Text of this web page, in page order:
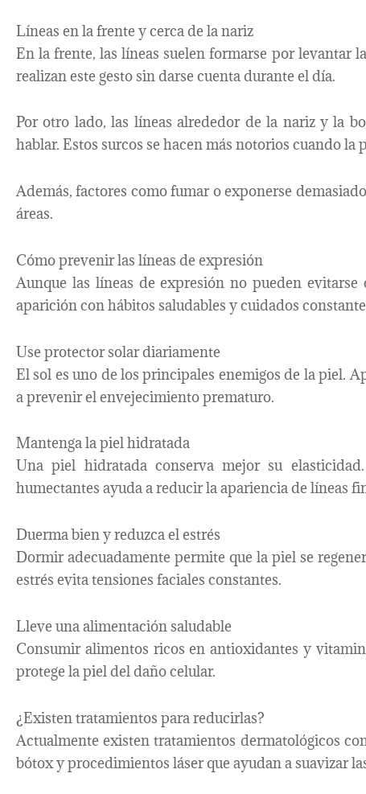
Líneas en la frente y cerca de la nariz
En la frente, las líneas suelen formarse por levantar
realizan este gesto sin darse cuenta durante el día.
Por otro lado, las líneas alrededor de la nariz y la
hablar. Estos surcos se hacen más notorios cuando
Además, factores como fumar o exponerse
áreas.
Cómo prevenir las líneas de expresión
Aunque las líneas de expresión no pueden
aparición con hábitos saludables y cuidados
Use protector solar diariamente
El sol es uno de los principales enemigos de la piel.
a prevenir el envejecimiento prematuro.
Mantenga la piel hidratada
Una piel hidratada conserva mejor su
humectantes ayuda a reducir la apariencia de líneas
Duerma bien y reduzca el estrés
Dormir adecuadamente permite que la piel se
estrés evita tensiones faciales constantes.
Lleve una alimentación saludable
Consumir alimentos ricos en antioxidantes y
protege la piel del daño celular.
¿Existen tratamientos para reducirlas?
Actualmente existen tratamientos dermatológicos
bótox y procedimientos láser que ayudan a suavizar